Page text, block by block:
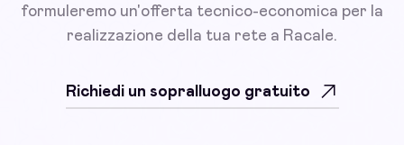
formuleremo un'offerta tecnico-economica per la
realizzazione della tua rete a Racale.
Richiedi un sopralluogo gratuito